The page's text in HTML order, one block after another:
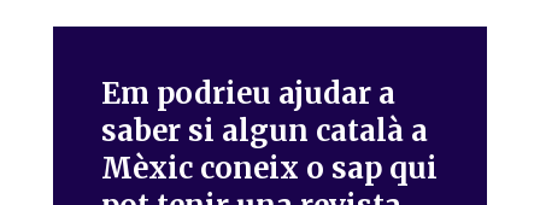
Em podrieu ajudar a
saber si algun català a
Mèxic coneix o sap qui